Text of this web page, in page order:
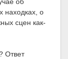
об
находках, о
сцен как-
Ответ